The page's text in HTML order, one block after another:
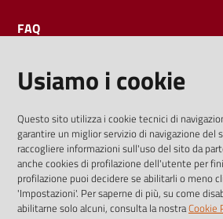
FAQ
I dati personali pubblicati sono
previste dalla direttiva comunitaria
36/2006
Usiamo i cookie
Questo sito utilizza i cookie tecnici di
garantire un miglior servizio di navigazione del
raccogliere informazioni sull'uso del sito da
anche cookies di profilazione dell'utente per
profilazione puoi decidere se abilitarli o meno
'Impostazioni'. Per saperne di più, su come
abilitarne solo alcuni, consulta la nostraCookie